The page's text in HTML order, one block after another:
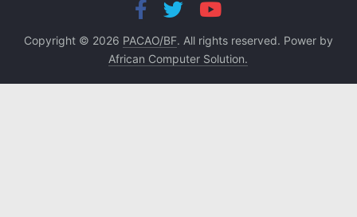
Copyright © 2026 PACAO/BF. All rights reserved. Power by
African Computer Solution.